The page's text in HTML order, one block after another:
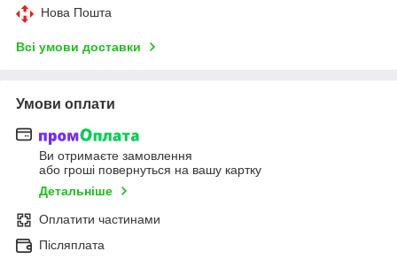
Нова Пошта
Всі умови доставки
Умови оплати
Ви отримаєте замовлення
або гроші повернуться на вашу картку
Детальніше
Оплатити частинами
Післяплата